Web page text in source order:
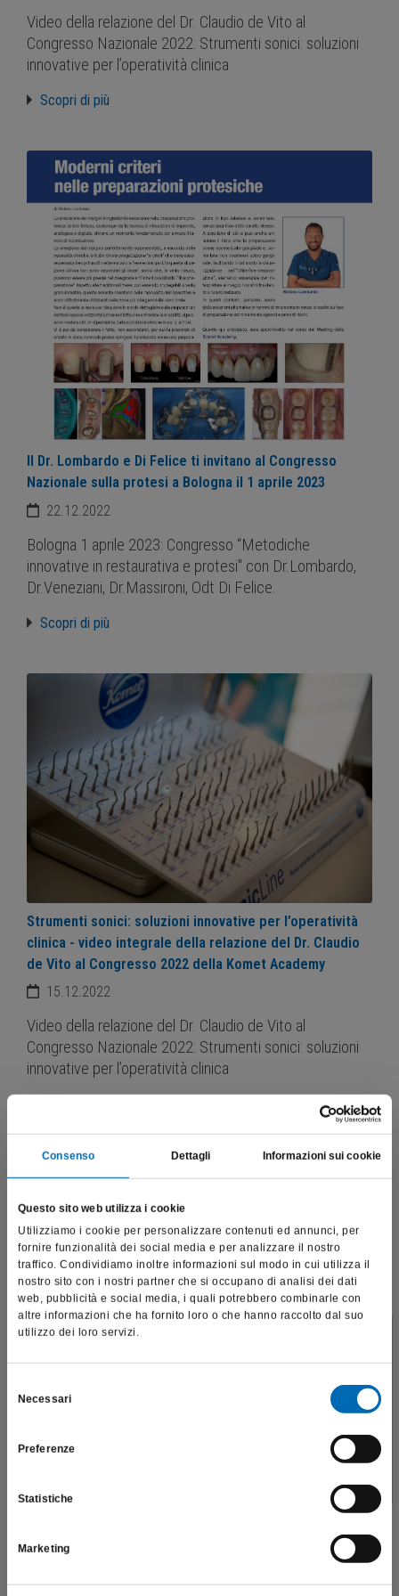
Consenso Dettagli Informazioni sui cookie
Questo sito web utilizza i cookie
Utilizziamo i cookie per personalizzare contenuti ed annunci, per
fornire funzionalità dei social media e per analizzare il nostro
traffico. Condividiamo inoltre informazioni sul modo in cui utilizza il
nostro sito con i nostri partner che si occupano di analisi dei dati
web, pubblicità e social media, i quali potrebbero combinarle con
altre informazioni che ha fornito loro o che hanno raccolto dal suo
utilizzo dei loro servizi.
delNecessari
Preferenze
Statistiche
Marketing
Video della relazione del Dr. Claudio de Vito al
Congresso Nazionale 2022: Strumenti sonici: soluzioni
innovative per l’operatività clinica
Scopri di più
Il Dr. Lombardo e Di Felice ti invitano al Congresso
Nazionale sulla protesi a Bologna il 1 aprile 2023
22.12.2022
Bologna 1 aprile 2023: Congresso “Metodiche
innovative in restaurativa e protesi" con Dr.Lombardo,
Dr.Veneziani, Dr.Massironi, Odt Di Felice.
Scopri di più
Strumenti sonici: soluzioni innovative per l’operatività
clinica - video integrale della relazione del Dr. Claudio
de Vito al Congresso 2022 della Komet Academy
15.12.2022
Video della relazione del Dr. Claudio de Vito al
Congresso Nazionale 2022: Strumenti sonici: soluzioni
innovative per l’operatività clinica
Restaurativa e confine dento-parodontale: video
professionali e riporta dati, prodotti e beni sensibili per la
salute e la sicurezza del paziente; pertanto, per visitare il sito,